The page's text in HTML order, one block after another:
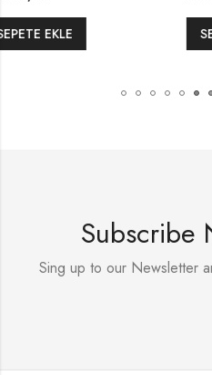
Subscribe
Sing up to our Newsletter